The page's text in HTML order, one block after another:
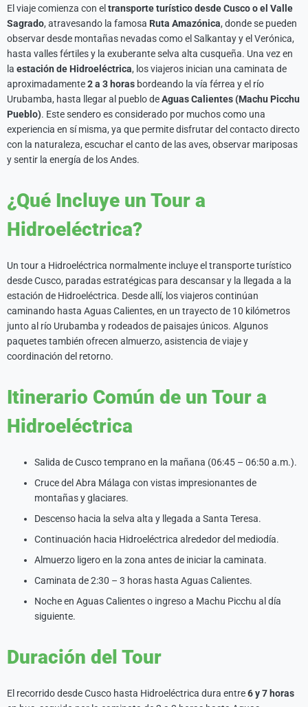
El viaje comienza con el transporte turístico desde Cusco o el Valle
Sagrado, atravesando la famosa Ruta Amazónica, donde se pueden
observar desde montañas nevadas como el Salkantay y el Verónica,
hasta valles fértiles y la exuberante selva alta cusqueña. Una vez en
la estación de Hidroeléctrica, los viajeros inician una caminata de
aproximadamente2 a 3 horas bordeando la vía férrea y el río
Urubamba, hasta llegar al pueblo deAguas Calientes (Machu Picchu
Pueblo). Este sendero es considerado por muchos como una
experiencia en sí misma, ya que permite disfrutar del contacto directo
con la naturaleza, escuchar el canto de las aves, observar mariposas
y sentir la energía de los Andes.
¿Qué Incluye un Tour a
Hidroeléctrica?
Un tour a Hidroeléctrica normalmente incluye el transporte turístico
desde Cusco, paradas estratégicas para descansar y la llegada a la
estación de Hidroeléctrica. Desde allí, los viajeros continúan
caminando hasta Aguas Calientes, en un trayecto de 10 kilómetros
junto al río Urubamba y rodeados de paisajes únicos. Algunos
paquetes también ofrecen almuerzo, asistencia de viaje y
coordinación del retorno.
Itinerario Común de un Tour a
Hidroeléctrica
Salida de Cusco temprano en la mañana (06:45 – 06:50 a.m.).
Cruce del Abra Málaga con vistas impresionantes de
montañas y glaciares.
Descenso hacia la selva alta y llegada a Santa Teresa.
Continuación hacia Hidroeléctrica alrededor del mediodía.
Almuerzo ligero en la zona antes de iniciar la caminata.
Caminata de 2:30 – 3 horas hasta Aguas Calientes.
Noche en Aguas Calientes o ingreso a Machu Picchu al día
siguiente.
Duración del Tour
El recorrido desde Cusco hasta Hidroeléctrica dura entre6 y 7 horas